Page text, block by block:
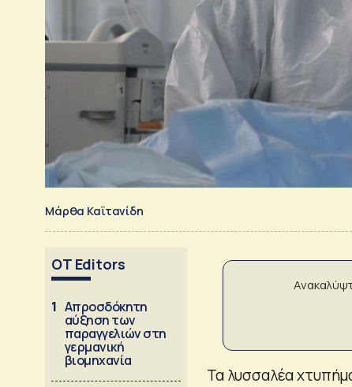
Μάρθα Καϊτανίδη
OT Editors
1 Απροσδόκητη
αύξηση των
παραγγελιών στη
γερμανική
βιομηχανία
Τα λυσσαλέα